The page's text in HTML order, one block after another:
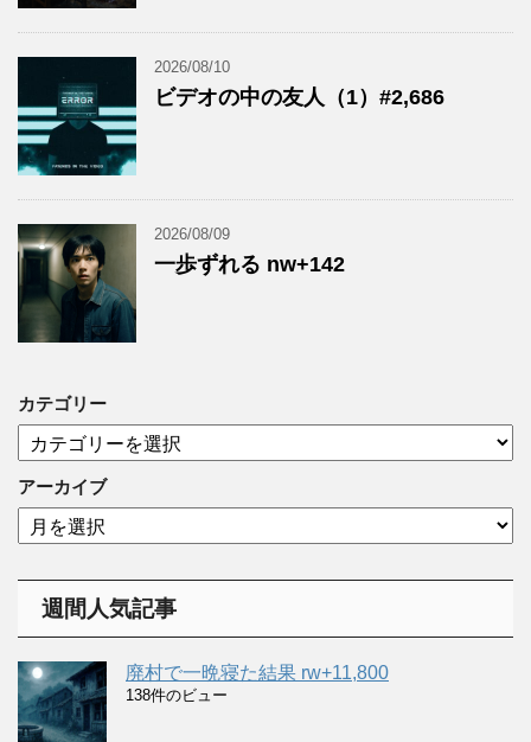
2026/08/10
ビデオの中の友人（1）#2,686
2026/08/09
一歩ずれる nw+142
カテゴリー
テ
ゴ
リ
ー
アーカイブ
ア
ー
週間人気記事
廃村で一晩寝た結果 rw+11,800
138件のビュー